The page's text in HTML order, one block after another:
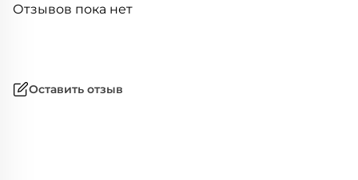
Отзывов пока нет
Оставить отзыв